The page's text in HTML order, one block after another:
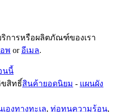
การหรือผลิตภัณฑ์ของเรา
พ or อีเมล.
นนี้
ขสิทธิ์สินค้ายอดนิยม - แผนผัง
องทางทะเล, ท่อทนความร้อน,